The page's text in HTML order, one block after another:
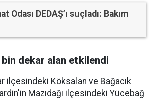
Odası DEDAŞ’ı suçladı: Bakım
bin dekar alan etkilendi
ilçesindeki Köksalan ve Bağacık
Mazıdağı ilçesindeki Yücebağ